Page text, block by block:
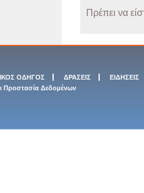
Πρέπει να
ΟΔΗΓΟΣ ΔΡΑΣΕΙΣ
ΕΙΔΗΣΕΙΣ
Προστασία Δεδομένων